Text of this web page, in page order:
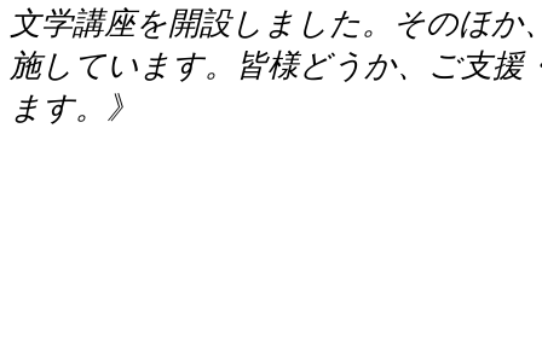
文学講座を開設しました。そのほ
施しています。皆様どうか、ご支
ます。》